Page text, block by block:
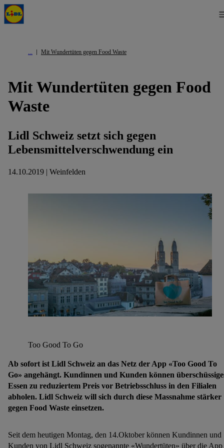
Mit Wundertüten gegen Food Waste
Mit Wundertüten gegen Food
Waste
Lidl Schweiz setzt sich gegen
Lebensmittelverschwendung ein
14.10.2019 | Weinfelden
Too Good To Go
Ab sofort ist Lidl Schweiz an das Netz der App «Too Good To
Go» angehängt. Kundinnen und Kunden können
Essen zu reduziertem Preis vor Betriebsschluss in den Filialen
abholen. Lidl Schweiz will sich durch diese Massnahme stärker
gegen Food Waste einsetzen.
Seit dem heutigen Montag, den 14.Oktober können Kundinnen und
Kunden von Lidl Schweiz sogenannte «Wundertüten» über die App